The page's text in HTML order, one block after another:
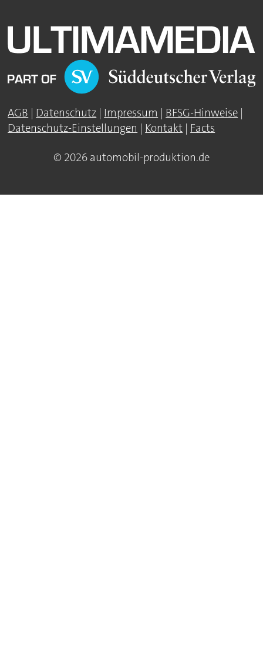
AGB | Datenschutz | Impressum | BFSG-Hinweise |
Datenschutz-Einstellungen | Kontakt | Facts
© 2026 automobil-produktion.de